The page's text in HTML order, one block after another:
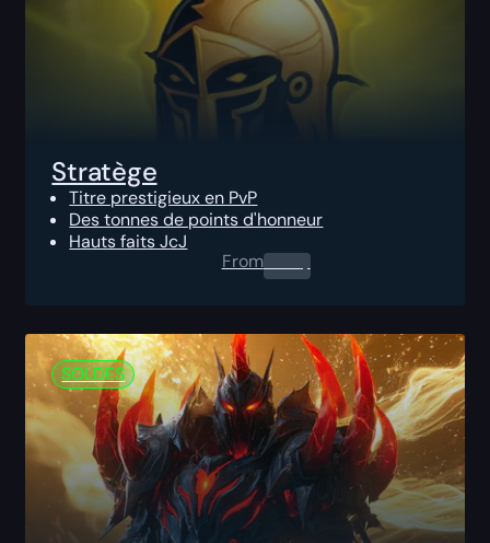
Stratège
Titre prestigieux en PvP
Des tonnes de points d'honneur
Hauts faits JcJ
From0.00$
SOLDES